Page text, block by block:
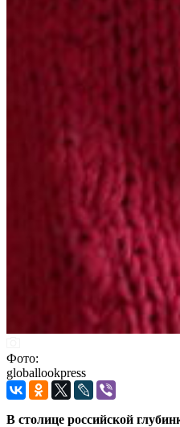
Фото:
globallookpress
В столице российской